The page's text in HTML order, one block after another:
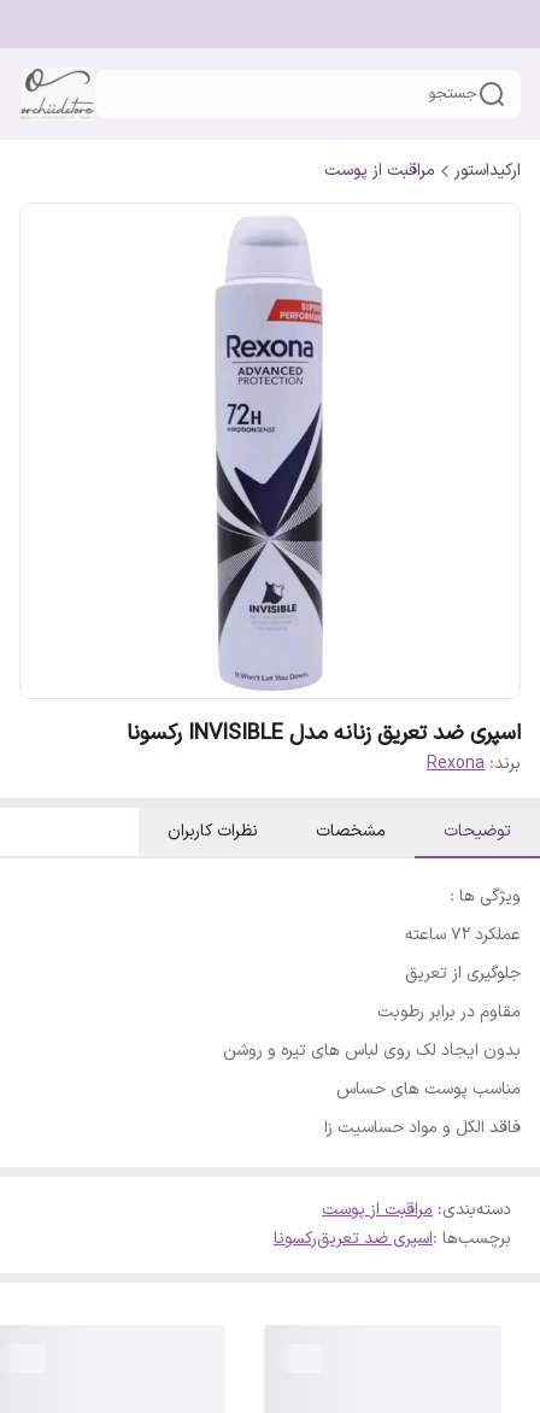
جستجو
ارکیداستور مراقبت از پوست
اسپری ضد تعریق زنانه مدل INVISIBLE رکسونا
برند: Rexona
توضیحات مشخصات نظرات کاربران
ویژگی ها ‌:
عملکرد 72 ساعته
جلوگیری از تعریق
مقاوم در برابر رطوبت
بدون ایجاد لک روی لباس های تیره و روشن
مناسب پوست های حساس
فاقد الکل و مواد حساسیت زا
دسته‌بندی: مراقبت از پوست
برچسب‌ها :اسپری ضد تعریقرکسونا